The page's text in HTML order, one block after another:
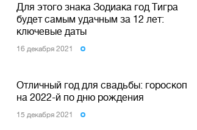
Для этого знака Зодиака год Тигра
будет самым удачным за 12 лет:
ключевые даты
16 декабря 2021
Отличный год для свадьбы: гороскоп
на 2022-й по дню рождения
15 декабря 2021